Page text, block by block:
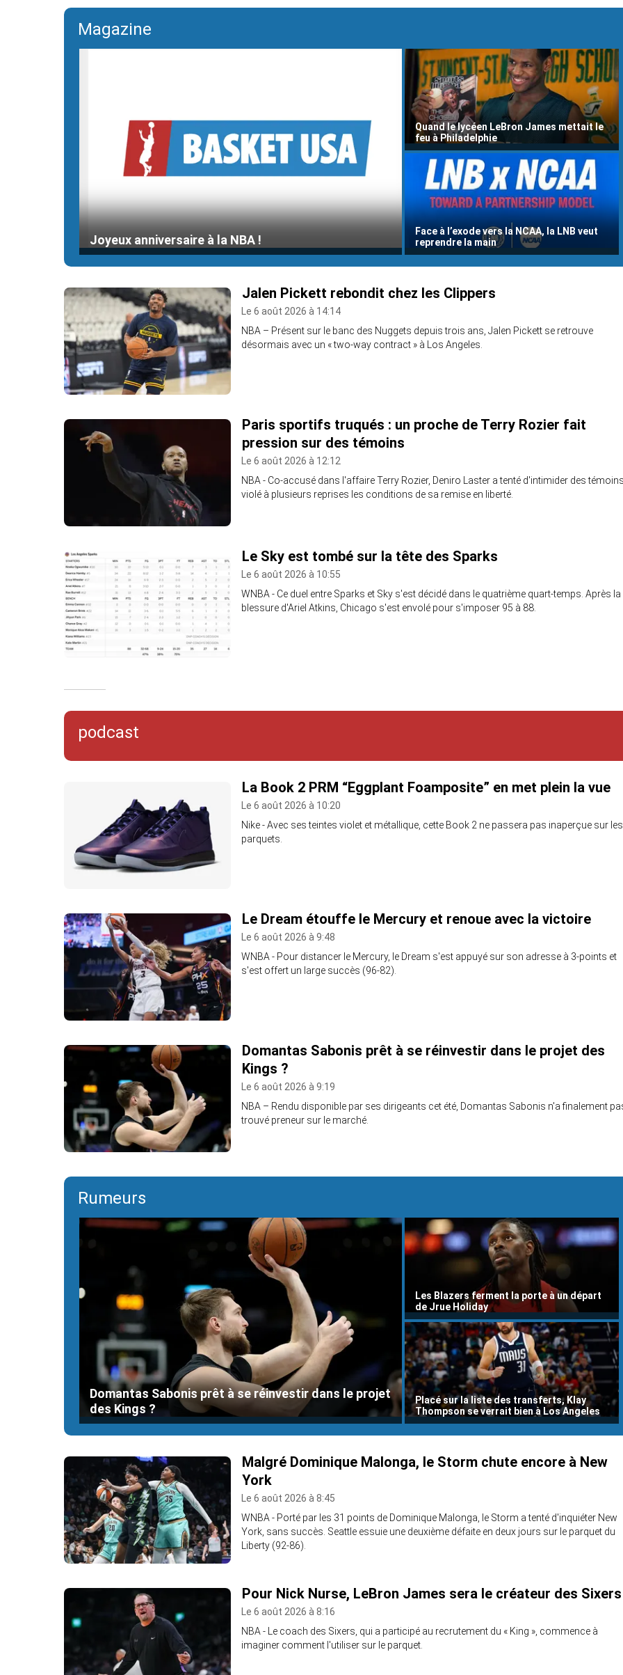
Magazine
Joyeux anniversaire à la NBA !
Quand le lycéen LeBron James mettait le
feu à Philadelphie
Face à l’exode vers la NCAA, la LNB veut
reprendre la main
Jalen Pickett rebondit chez les Clippers
Le 6 août 2026 à 14:14
NBA – Présent sur le banc des Nuggets depuis trois ans, Jalen Pickett se retrouve
désormais avec un « two-way contract » à Los Angeles.
Paris sportifs truqués : un proche de Terry Rozier fait
pression sur des témoins
Le 6 août 2026 à 12:12
NBA - Co-accusé dans l'affaire Terry Rozier, Deniro Laster a tenté d'intimider des
violé à plusieurs reprises les conditions de sa remise en liberté.
Le Sky est tombé sur la tête des Sparks
Le 6 août 2026 à 10:55
WNBA - Ce duel entre Sparks et Sky s'est décidé dans le quatrième quart-temps. Après la
blessure d'Ariel Atkins, Chicago s'est envolé pour s'imposer 95 à 88.
podcast
La Book 2 PRM “Eggplant Foamposite” en met plein la vue
Le 6 août 2026 à 10:20
Nike - Avec ses teintes violet et métallique, cette Book 2 ne passera pas inaperçue sur les
parquets.
Le Dream étouffe le Mercury et renoue avec la victoire
Le 6 août 2026 à 9:48
WNBA - Pour distancer le Mercury, le Dream s'est appuyé sur son adresse à 3-points et
s'est offert un large succès (96-82).
Domantas Sabonis prêt à se réinvestir dans le projet des
Kings ?
Le 6 août 2026 à 9:19
NBA – Rendu disponible par ses dirigeants cet été, Domantas Sabonis n'a finalement
trouvé preneur sur le marché.
Rumeurs
Domantas Sabonis prêt à se réinvestir dans le projet
des Kings ?
Les Blazers ferment la porte à un départ
de Jrue Holiday
Placé sur la liste des transferts, Klay
Thompson se verrait bien à Los Angeles
Malgré Dominique Malonga, le Storm chute encore à New
York
Le 6 août 2026 à 8:45
WNBA - Porté par les 31 points de Dominique Malonga, le Storm a tenté d'inquiéter New
York, sans succès. Seattle essuie une deuxième défaite en deux jours sur le parquet du
Liberty (92-86).
Pour Nick Nurse, LeBron James sera le créateur des Sixers
Le 6 août 2026 à 8:16
NBA - Le coach des Sixers, qui a participé au recrutement du « King », commence à
imaginer comment l'utiliser sur le parquet.